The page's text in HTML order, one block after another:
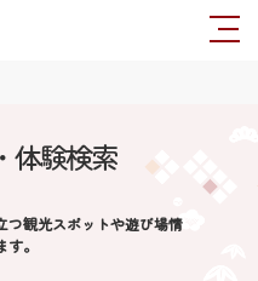
体験検索
つ観光スポットや遊び場情
。